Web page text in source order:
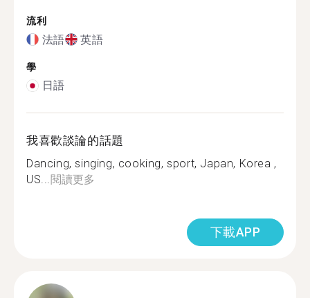
流利
法語 英語
學
日語
我喜歡談論的話題
Dancing, singing, cooking, sport, Japan, Korea ,
US...閱讀更多
下載APP